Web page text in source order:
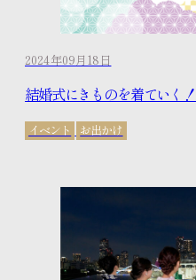
2024年09月18日
結婚式にきものを着ていく
イベント お出かけ